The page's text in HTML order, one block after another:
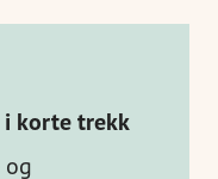
korte trekk
og